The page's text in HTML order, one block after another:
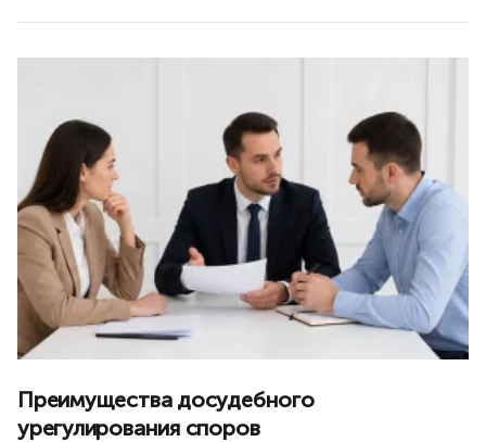
Преимущества досудебного
урегулирования споров